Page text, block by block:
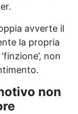
avverte il
la propria
non
non